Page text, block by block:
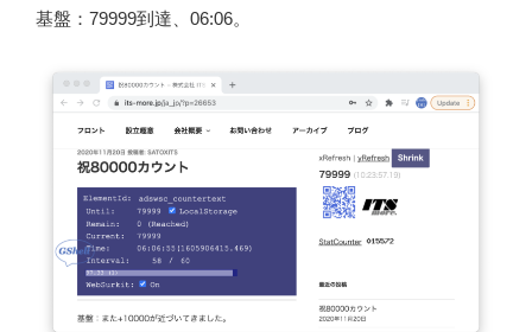
基盤：79999到達、06:06。